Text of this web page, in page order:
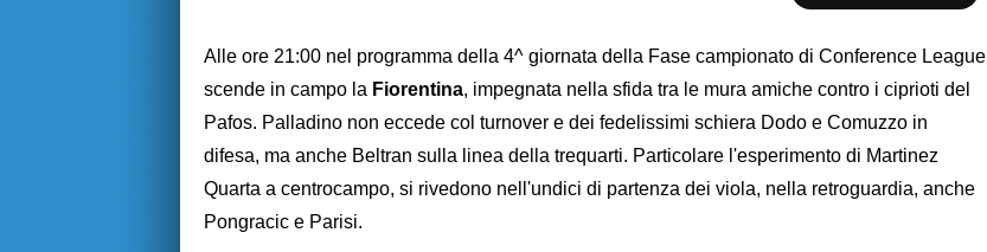
Alle ore 21:00 nel programma della 4^ giornata della Fase campionato di Conference League
scende in campo la Fiorentina, impegnata nella sfida tra le mura amiche contro i ciprioti del
Pafos. Palladino non eccede col turnover e dei fedelissimi schiera Dodo e Comuzzo in
difesa, ma anche Beltran sulla linea della trequarti. Particolare l'esperimento di Martinez
Quarta a centrocampo, si rivedono nell'undici di partenza dei viola, nella retroguardia, anche
Pongracic e Parisi.